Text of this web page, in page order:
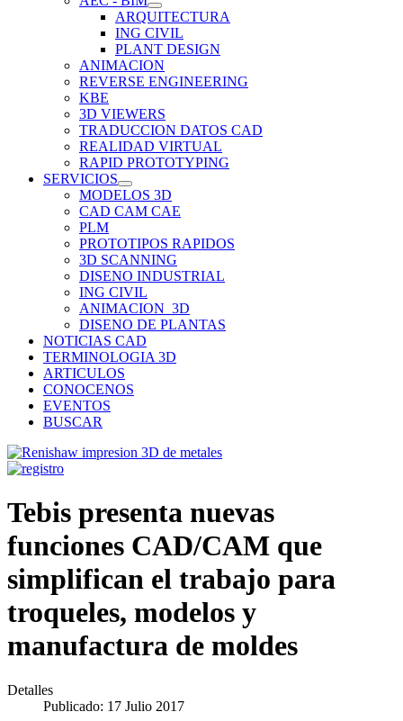
ARQUITECTURA
ING CIVIL
PLANT DESIGN
ANIMACION
REVERSE ENGINEERING
KBE
3D VIEWERS
TRADUCCION DATOS CAD
REALIDAD VIRTUAL
RAPID PROTOTYPING
SERVICIOS
MODELOS 3D
CAD CAM CAE
PLM
PROTOTIPOS RAPIDOS
3D SCANNING
DISENO INDUSTRIAL
ING CIVIL
ANIMACION_3D
DISENO DE PLANTAS
NOTICIAS CAD
TERMINOLOGIA 3D
ARTICULOS
CONOCENOS
EVENTOS
BUSCAR
Tebis presenta nuevas
funciones CAD/CAM que
simplifican el trabajo para
troqueles, modelos y
manufactura de moldes
Detalles
Publicado: 17 Julio 2017